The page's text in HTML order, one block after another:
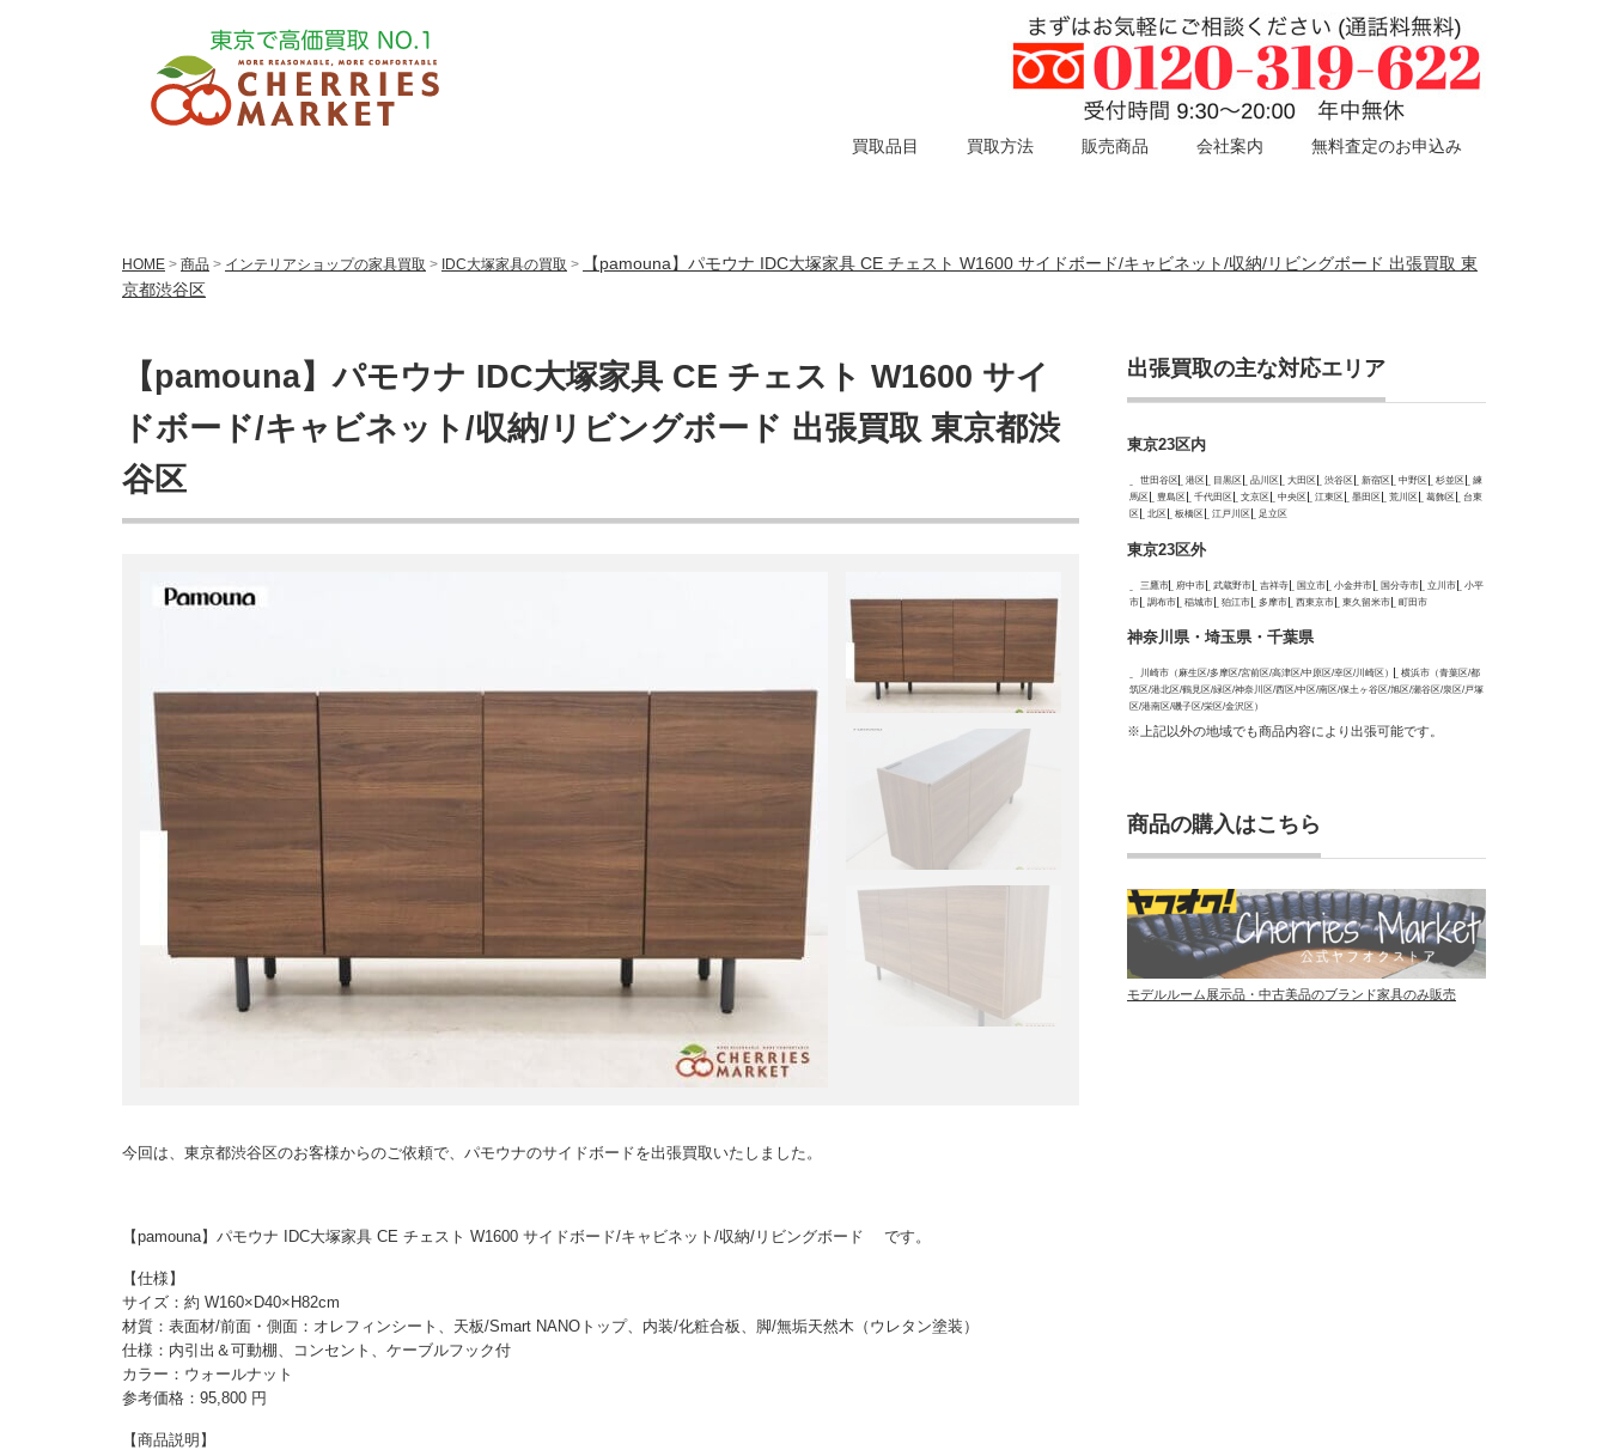
買取品目 買取方法 販売商品 会社案内 無料査定のお申込み
HOME > 商品 > インテリアショップの家具買取 > IDC大塚家具の買取 >
【pamouna】パモウナ IDC大塚家具 CE チェスト W1600 サイドボード/キャビネット/収納/リビングボード 出張買取 東
京都渋谷区
【pamouna】パモウナ IDC大塚家具 CE チェスト W1600 サイ
ドボード/キャビネット/収納/リビングボード 出張買取 東京都渋
谷区
今回は、東京都渋谷区のお客様からのご依頼で、パモウナのサイドボードを出張買取いたしました。
【pamouna】パモウナ IDC大塚家具 CE チェスト W1600 サイドボード/キャビネット/収納/リビングボード です。
【仕様】
サイズ：約 W160×D40×H82cm
材質：表面材/前面・側面：オレフィンシート、天板/Smart NANOトップ、内装/化粧合板、脚/無垢天然木（ウレタン塗装）
仕様：内引出＆可動棚、コンセント、ケーブルフック付
カラー：ウォールナット
参考価格：95,800 円
【商品説明】
出張買取の主な対応エリア
東京23区内
世田谷区 港区 目黒区 品川区 大田区 渋谷区 新宿区 中野区 杉並区
練
馬区
豊島区 千代田区 文京区 中央区 江東区 墨田区 荒川区 葛飾区
台東
区
北区 板橋区 江戸川区 足立区
東京23区外
三鷹市 府中市 武蔵野市 吉祥寺 国立市 小金井市 国分寺市 立川市
小平
市
調布市 稲城市 狛江市 多摩市 西東京市 東久留米市 町田市
神奈川県・埼玉県・千葉県
川崎市（麻生区/多摩区/宮前区/高津区/中原区/幸区/川崎区）
横浜市（青葉区/都
筑区/港北区/鶴見区/緑区/神奈川区/西区/中区/南区/保土ヶ谷区/旭区/瀬谷区/泉区/戸塚
区/港南区/磯子区/栄区/金沢区）
※上記以外の地域でも商品内容により出張可能です。
商品の購入はこちら
モデルルーム展示品・中古美品のブランド家具のみ販売